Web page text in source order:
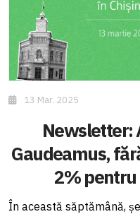
13 Mar. 2025
Newsletter:
Gaudeamus,
2% pentru
În această săptămână,